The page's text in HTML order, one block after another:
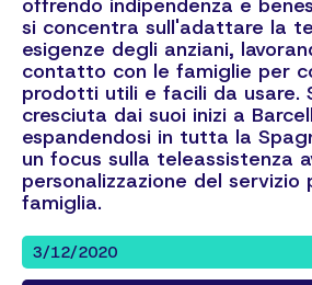
offrendo indipendenza e
si concentra sull'adattare la
esigenze degli anziani,
contatto con le famiglie per
prodotti utili e facili da usare.
cresciuta dai suoi inizi a
espandendosi in tutta la
un focus sulla teleassistenza
personalizzazione del servizio
famiglia.
3/12/2020